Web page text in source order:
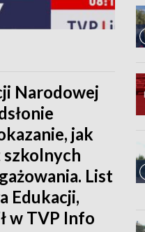
Narodowej
jak
szkolnych
List
Edukacji,
w TVP Info